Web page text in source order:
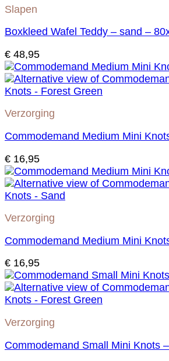
Slapen
Boxkleed Wafel Teddy – sand –
€ 48,95
Verzorging
Commodemand Medium Mini
€ 16,95
Verzorging
Commodemand Medium Mini
€ 16,95
Verzorging
Commodemand Small Mini Knots